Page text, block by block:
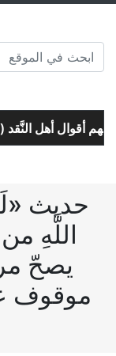
قولُ النُّقاد: «لا يَسْتَخِفُّه» و«لا يَسْتَمْرِئُه»!
حديث
اللَّهِ
يصحّ
موقوف